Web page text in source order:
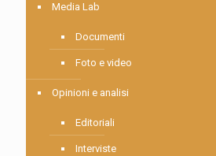
Media Lab
Documenti
Foto e video
Opinioni e analisi
Editoriali
Interviste